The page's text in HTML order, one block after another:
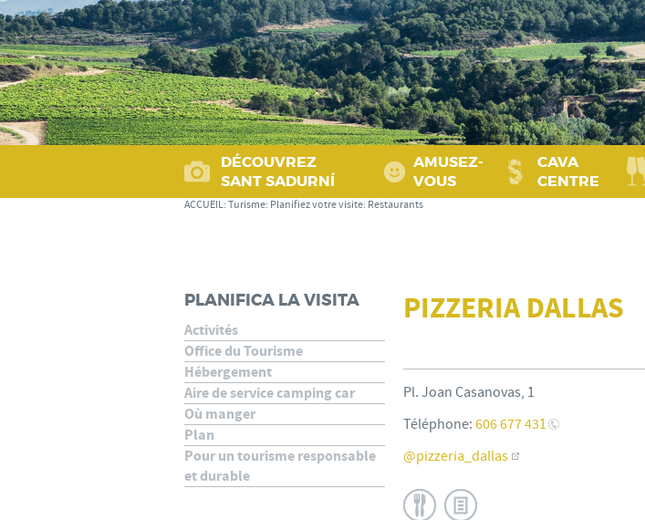
DÉCOUVREZ
SANT SADURNÍ
AMUSEZ-
VOUS
CAVA
CENTRE
ACCUEIL: Turisme: Planifiez votre visite: Restaurants
PLANIFICA LA VISITA
Activités
Office du Tourisme
Hébergement
Aire de service camping car
Où manger
Plan
Pour un tourisme responsable
et durable
PIZZERIA DALLAS
Pl. Joan Casanovas, 1
Téléphone: 606 677 431
@pizzeria_dallas